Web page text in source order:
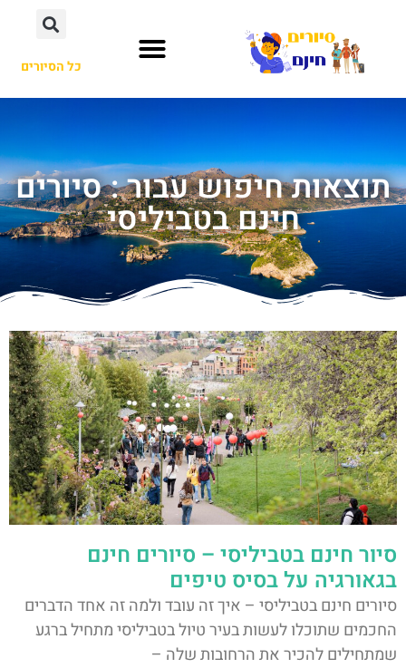
כל הסיורים
תוצאות חיפוש עבור : סיורים
חינם בטביליסי
סיור חינם בטביליסי – סיורים חינם
בגאורגיה על בסיס טיפים
סיורים חינם בטביליסי – איך זה עובד ולמה זה אחד הדברים
החכמים שתוכלו לעשות בעיר טיול בטביליסי מתחיל ברגע
שמתחילים להכיר את הרחובות שלה –